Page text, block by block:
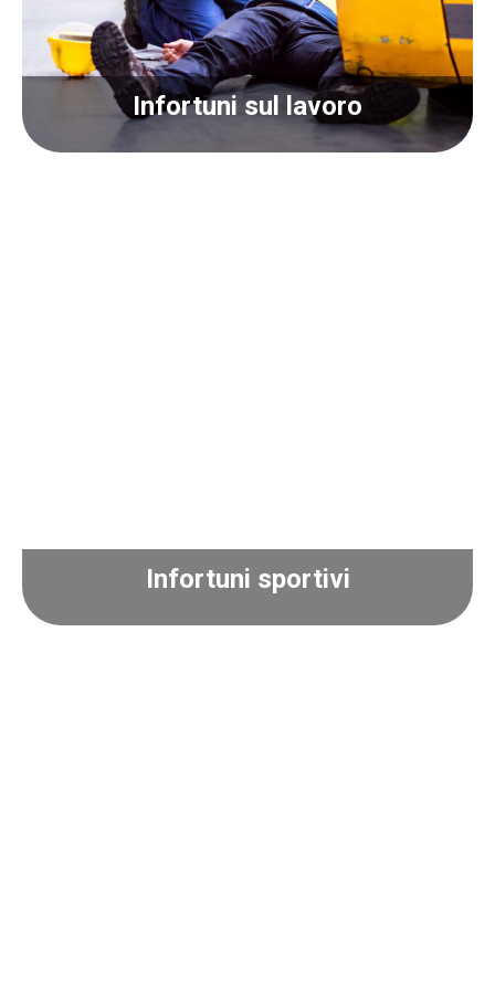
Infortuni sul lavoro
Infortuni sul lavoro
Infortuni sportivi
Infortuni sportivi